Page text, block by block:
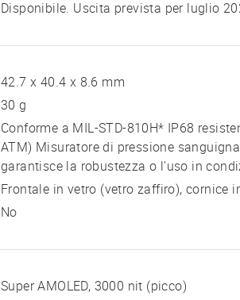
Disponibile. Uscita prevista per luglio
42.7 x 40.4 x 8.6 mm
30 g
Conforme a MIL-STD-810H* IP68
ATM) Misuratore di pressione
garantisce la robustezza o l'uso in
Frontale in vetro (vetro zaffiro), cornice
No
Super AMOLED, 3000 nit (picco)